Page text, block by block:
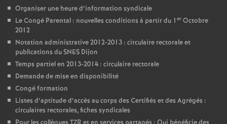
Organiser une heure d’information syndicale
Le Congé Parental : nouvelles conditions à partir du 1 er Octobre
2012
Notation administrative 2012-2013 : circulaire rectorale et
publications du SNES Dijon
Temps partiel en 2013-2014 : circulaire rectorale
Demande de mise en disponibilité
Congé formation
Listes d’aptitude d’accès au corps des Certifiés et des Agrégés :
circulaires rectorales, fiches syndicales